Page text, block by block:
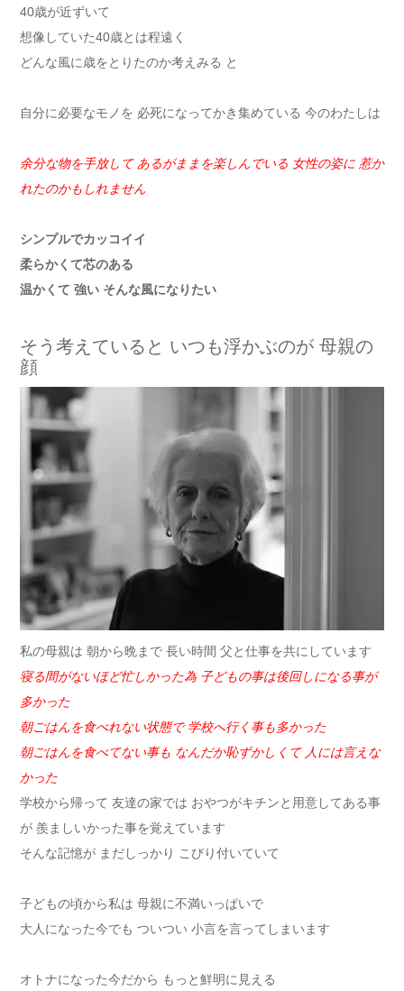
40歳が近ずいて
想像していた40歳とは程遠く
どんな風に歳をとりたのか考えみる と
自分に必要なモノを 必死になってかき集めている 今のわたしは
余分な物を手放して あるがままを楽しんでいる 女性の姿に 惹か
れたのかもしれません
シンプルでカッコイイ
柔らかくて芯のある
温かくて 強い そんな風になりたい
そう考えていると いつも浮かぶのが 母親の
顔
私の母親は 朝から晩まで 長い時間 父と仕事を共にしています
寝る間がないほど忙しかった為 子どもの事は後回しになる事が
多かった
朝ごはんを食べれない状態で 学校へ行く事も多かった
朝ごはんを食べてない事も なんだか恥ずかしくて 人には言えな
かった
学校から帰って 友達の家では おやつがキチンと用意してある事
が 羨ましいかった事を覚えています
そんな記憶が まだしっかり こびり付いていて
子どもの頃から私は 母親に不満いっぱいで
大人になった今でも ついつい 小言を言ってしまいます
オトナになった今だから もっと鮮明に見える